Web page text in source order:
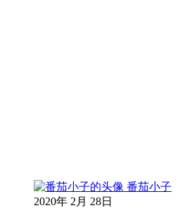
番茄小子
2020年 2月 28日